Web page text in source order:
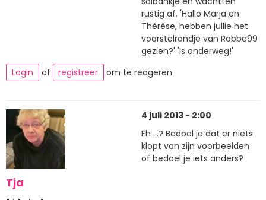
rustig af. 'Hallo Marja en
Thérèse, hebben jullie het
voorstelrondje van Robbe99
gezien?' 'Is onderweg!'
Login
of registreer om te reageren
Tja
4 juli 2013 - 2:00
Eh ...? Bedoel je dat er niets
klopt van zijn voorbeelden
of bedoel je iets anders?